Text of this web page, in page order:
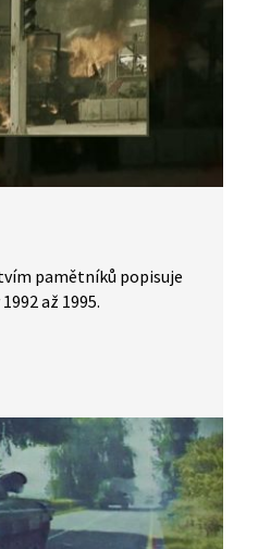
pamětníků popisuje
až 1995.